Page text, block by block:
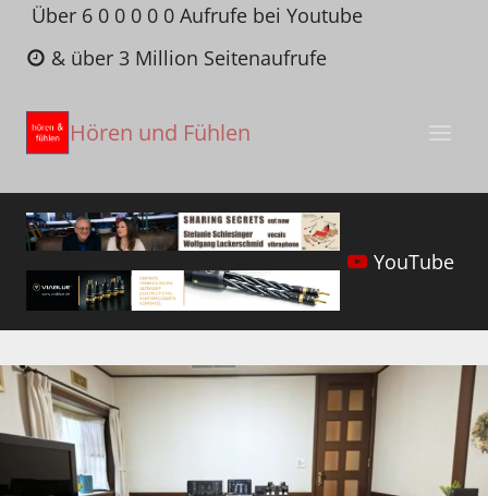
Zum
Inhalt
springen
Über 6 0 0 0 0 0 Aufrufe bei Youtube
& über 3 Million Seitenaufrufe
Hören und Fühlen
YouTube